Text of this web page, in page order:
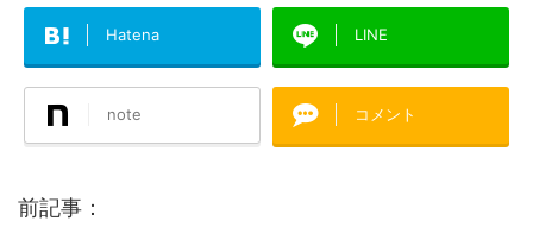
Hatena LINE
note コメント
前記事：